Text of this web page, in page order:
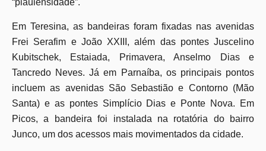
“piauiensidade”.
Em Teresina, as bandeiras foram fixadas nas avenidas
Frei Serafim e João XXIII, além das pontes Juscelino
Kubitschek, Estaiada, Primavera, Anselmo Dias e
Tancredo Neves. Já em Parnaíba, os principais pontos
incluem as avenidas São Sebastião e Contorno (Mão
Santa) e as pontes Simplício Dias e Ponte Nova. Em
Picos, a bandeira foi instalada na rotatória do bairro
Junco, um dos acessos mais movimentados da cidade.